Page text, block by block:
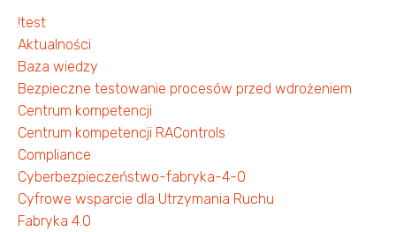
!test
Aktualności
Baza wiedzy
Bezpieczne testowanie procesów przed wdrożeniem
Centrum kompetencji
Centrum kompetencji RAControls
Compliance
Cyberbezpieczeństwo-fabryka-4-0
Cyfrowe wsparcie dla Utrzymania Ruchu
Fabryka 4.0